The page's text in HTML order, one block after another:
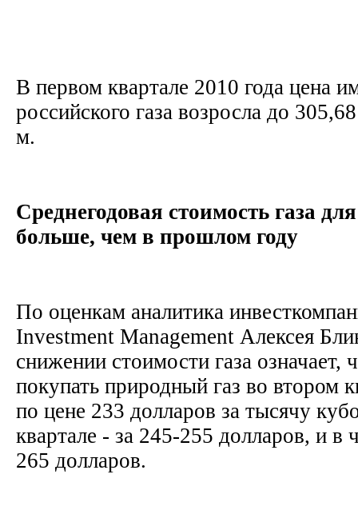
В первом квартале 2010 года цена
российского газа возросла до
м.
Среднегодовая стоимость газа
больше, чем в прошлом году
По оценкам аналитика
Investment Management Алексея
снижении стоимости газа означает,
покупать природный газ во втором
по цене 233 долларов за тысячу
квартале - за 245-255 долларов, и в
265 долларов.